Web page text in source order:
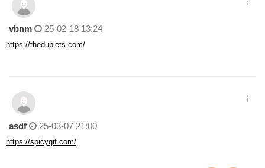
vbnm 25-02-18 13:24
https://theduplets.com/
asdf 25-03-07 21:00
https://spicygif.com/